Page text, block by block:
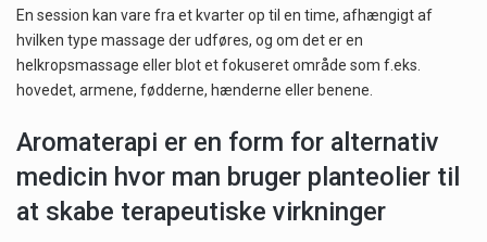
En session kan vare fra et kvarter op til en time, afhængigt af
hvilken type massage der udføres, og om det er en
helkropsmassage eller blot et fokuseret område som f.eks.
hovedet, armene, fødderne, hænderne eller benene.
Aromaterapi er en form for alternativ
medicin hvor man bruger planteolier til
at skabe terapeutiske virkninger